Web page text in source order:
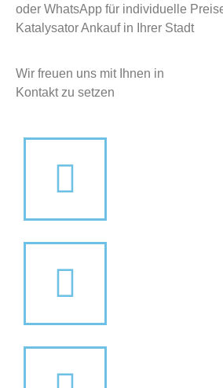
oder WhatsApp für individuelle
Katalysator Ankauf in Ihrer Stadt
Wir freuen uns mit Ihnen in
Kontakt zu setzen